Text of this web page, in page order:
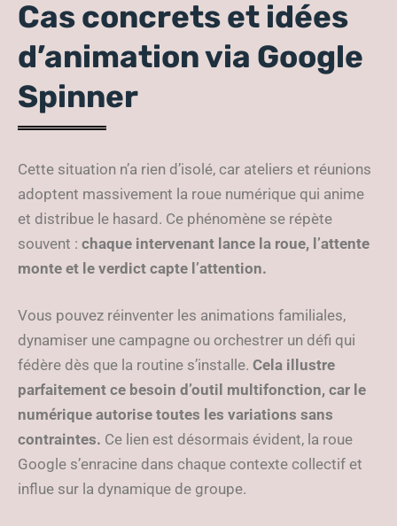
Cas concrets et idées
d’animation via Google
Spinner
Cette situation n’a rien d’isolé, car ateliers et réunions
adoptent massivement la roue numérique qui anime
et distribue le hasard. Ce phénomène se répète
souvent : chaque intervenant lance la roue, l’attente
monte et le verdict capte l’attention.
Vous pouvez réinventer les animations familiales,
dynamiser une campagne ou orchestrer un défi qui
fédère dès que la routine s’installe. Cela illustre
parfaitement ce besoin d’outil multifonction, car le
numérique autorise toutes les variations sans
contraintes. Ce lien est désormais évident, la roue
Google s’enracine dans chaque contexte collectif et
influe sur la dynamique de groupe.